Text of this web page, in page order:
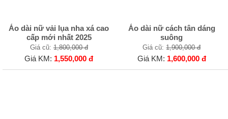
Áo dài nữ vải lụa nha xá cao
cấp mới nhất 2025
Giá cũ:1,800,000 đ
Giá KM: 1,550,000 đ
Áo dài nữ cách tân dáng
suông
Giá cũ:1,900,000 đ
Giá KM: 1,600,000 đ